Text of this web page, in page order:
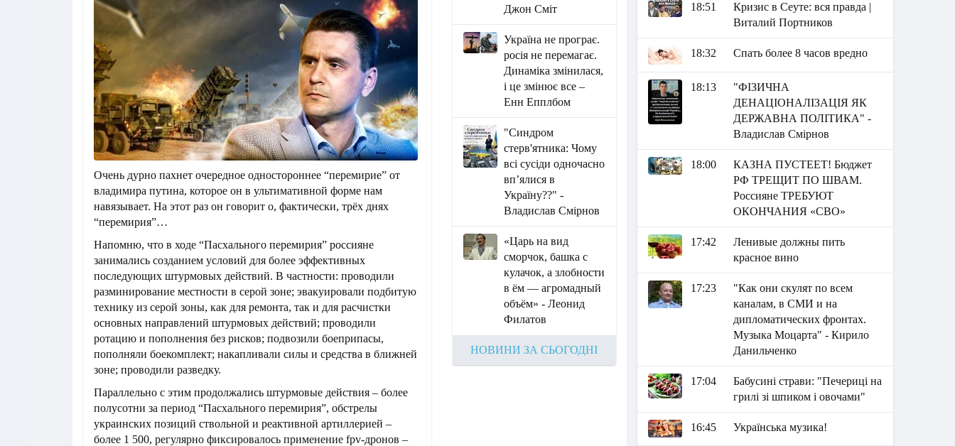
Очень дурно пахнет очередное одностороннее “перемирие” от
владимира путина, которое он в ультимативной форме нам
навязывает. На этот раз он говорит о, фактически, трёх днях
“перемирия”…
Напомню, что в ходе “Пасхального перемирия” россияне
занимались созданием условий для более эффективных
последующих штурмовых действий. В частности: проводили
разминирование местности в серой зоне; эвакуировали подбитую
технику из серой зоны, как для ремонта, так и для расчистки
основных направлений штурмовых действий; проводили
ротацию и пополнения без рисков; подвозили боеприпасы,
пополняли боекомплект; накапливали силы и средства в ближней
зоне; проводили разведку.
Параллельно с этим продолжались штурмовые действия – более
полусотни за период “Пасхального перемирия”, обстрелы
украинских позиций ствольной и реактивной артиллерией –
более 1 500, регулярно фиксировалось применение fpv-дронов –
Джон Сміт
Україна не програє.
росія не перемагає.
Динаміка змінилася,
і це змінює все –
Енн Епплбом
"Синдром
стерв'ятника: Чому
всі сусіди одночасно
вп’ялися в
Україну??" -
Владислав Смірнов
«Царь на вид
сморчок, башка с
кулачок, а злобности
в ём — агромадный
объём» - Леонид
Филатов
НОВИНИ ЗА СЬОГОДНІ
18:51
Кризис в Сеуте: вся правда |
Виталий Портников
18:32 Спать более 8 часов вредно
18:13
"ФІЗИЧНА
ДЕНАЦІОНАЛІЗАЦІЯ ЯК
ДЕРЖАВНА ПОЛІТИКА" -
Владислав Смірнов
18:00
КАЗНА ПУСТЕЕТ! Бюджет
РФ ТРЕЩИТ ПО ШВАМ.
Россияне ТРЕБУЮТ
ОКОНЧАНИЯ «СВО»
17:42
Ленивые должны пить
красное вино
17:23
"Как они скулят по всем
каналам, в СМИ и на
дипломатических фронтах.
Музыка Моцарта" - Кирило
Данильченко
17:04
Бабусині страви: "Печериці на
грилі зі шпиком і овочами"
16:45 Українська музика!